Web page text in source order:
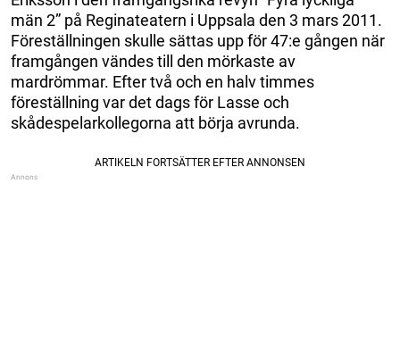
män 2” på Reginateatern i Uppsala den 3 mars 2011.
Föreställningen skulle sättas upp för 47:e gången när
framgången vändes till den mörkaste av
mardrömmar. Efter två och en halv timmes
föreställning var det dags för Lasse och
skådespelarkollegorna att börja avrunda.